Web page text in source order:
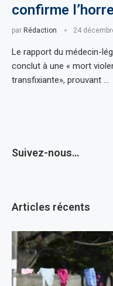
confirme
par Rédaction 24
Le rapport du médecin-
conclut à une « mort
transfixiante», prouvant …
Suivez-nous…
Articles récents